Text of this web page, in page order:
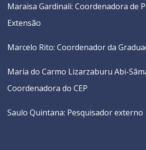
Maraisa Gardinali: Coordenadora de
Extensão
Marcelo Rito: Coordenador da
Maria do Carmo Lizarzaburu Abi-
Coordenadora do CEP
Saulo Quintana: Pesquisador externo